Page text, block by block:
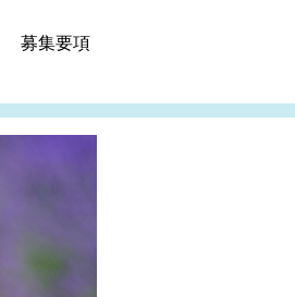
募集要項